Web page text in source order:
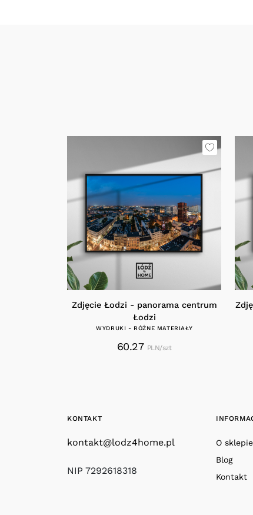
Zdjęcie Łodzi - panorama centrum
Łodzi
WYDRUKI - RÓŻNE MATERIAŁY
60.27 PLN/szt
KONTAKT
kontakt@lodz4home.pl
NIP 7292618318
O sklepie
Blog
Kontakt